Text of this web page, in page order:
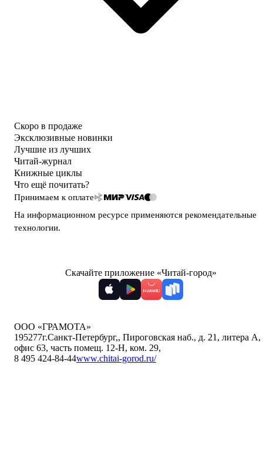
Скоро в продаже
Эксклюзивные новинки
Лучшие из лучших
Читай-журнал
Книжные циклы
Что ещё почитать?
Принимаем к оплате
На информационном ресурсе применяются рекомендательные
технологии.
Скачайте приложение «Читай-город»
ООО «ГРАМОТА»
195277г.Санкт-Петербург,, Пироговская наб., д. 21, литера А,
офис 63, часть помещ. 12-Н, ком. 29,
8 495 424-84-44www.chitai-gorod.ru/